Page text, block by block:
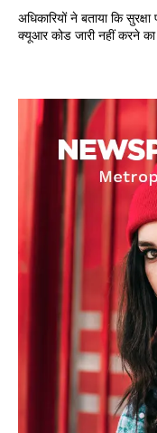
अधिकारियों ने बताया कि
क्यूआर कोड जारी नहीं करने